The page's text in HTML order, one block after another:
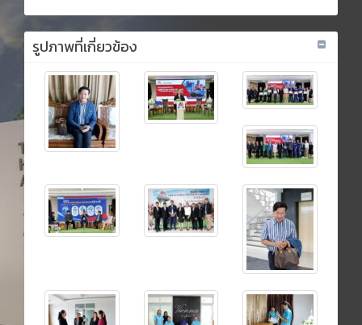
รูปภาพที่เกี่ยวข้อง